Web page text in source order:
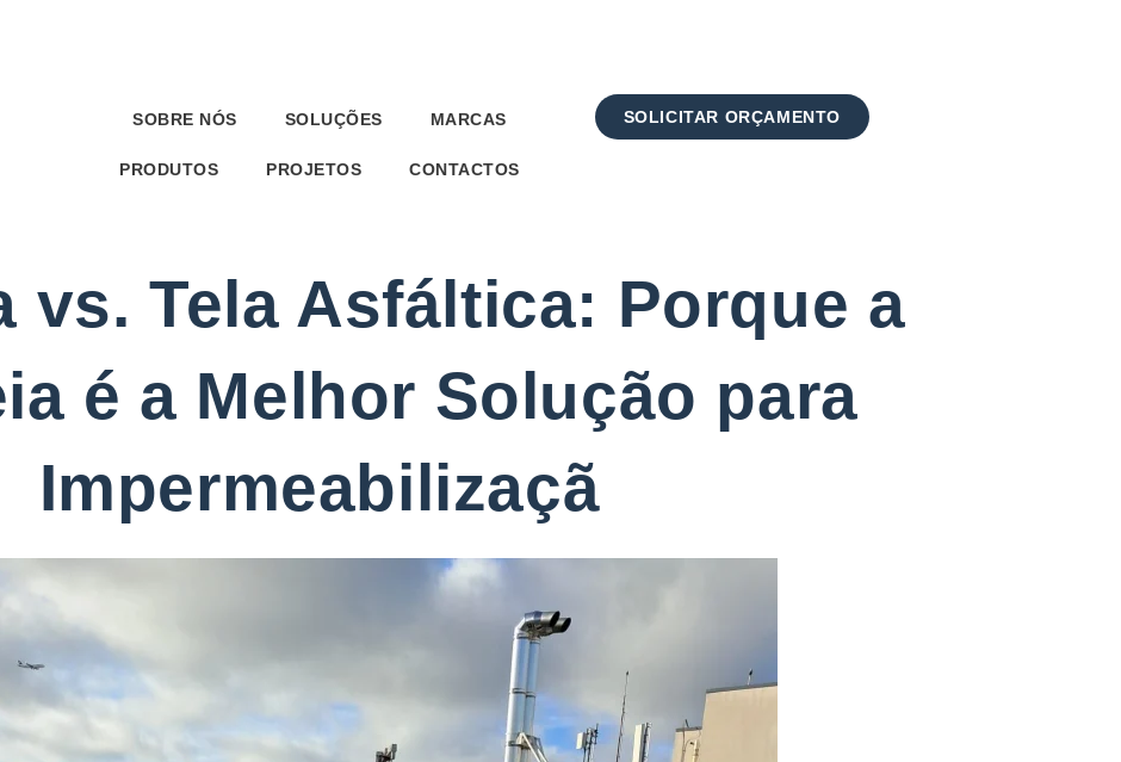
SOBRE NÓS SOLUÇÕES MARCAS
PRODUTOS PROJETOS CONTACTOS
SOLICITAR ORÇAMENTO
vs. Tela Asfáltica: Porque a
é a Melhor Solução para
Impermeabilizaçã